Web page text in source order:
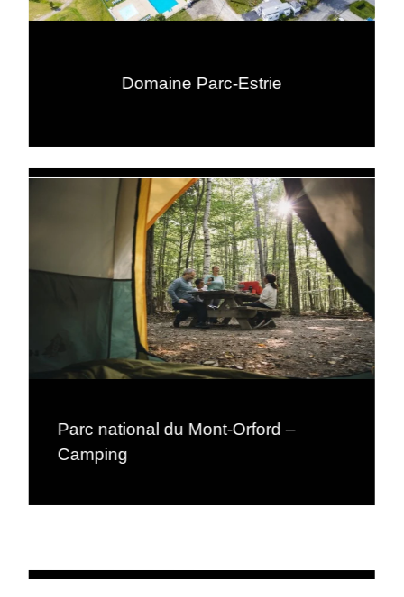
Domaine Parc-Estrie
Parc national du Mont-Orford –
Camping